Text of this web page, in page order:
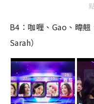
B4：咖喱、Gao、暐
Sarah）